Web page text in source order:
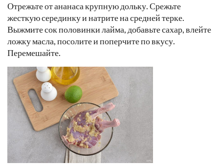
Отрежьте от ананаса крупную дольку. Срежьте
жесткую серединку и натрите на средней терке.
Выжмите сок половинки лайма, добавьте сахар, влейте
ложку масла, посолите и поперчите по вкусу.
Перемешайте.